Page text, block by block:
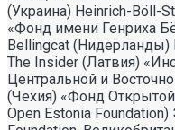
(Украина) Heinrich-Böll-
«Фонд имени Генриха
Bellingcat (Нидерланды)
The Insider (Латвия)
Центральной и
(Чехия) «Фонд Открытой
Open Estonia